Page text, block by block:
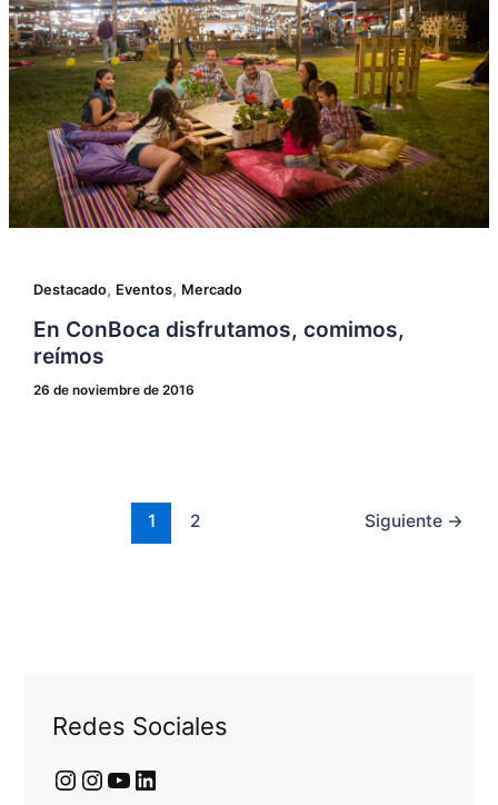
Destacado, Eventos, Mercado
En ConBoca disfrutamos, comimos,
reímos
26 de noviembre de 2016
1 2 Siguiente →
Redes Sociales